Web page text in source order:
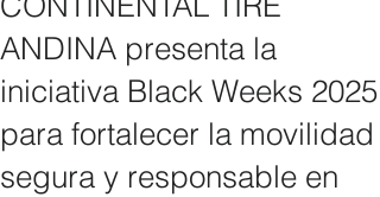
ANDINA presenta la
iniciativa Black Weeks 2025
para fortalecer la movilidad
segura y responsable en